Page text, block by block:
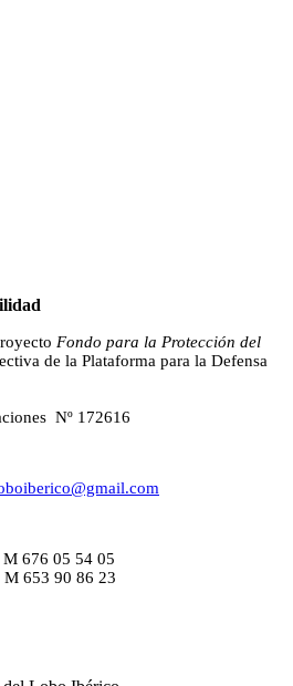
Fondo para la Protección del
de la Plataforma para la Defensa
Nº 172616
676 05 54 05
653 90 86 23